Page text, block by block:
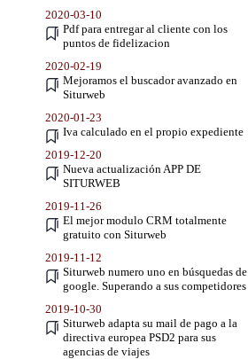
2020-03-10
Pdf para entregar al cliente con los
puntos de fidelizacion
2020-02-19
Mejoramos el buscador avanzado en
Siturweb
2020-01-23
Iva calculado en el propio expediente
2019-12-20
Nueva actualización APP DE
SITURWEB
2019-11-26
El mejor modulo CRM totalmente
gratuito con Siturweb
2019-11-12
Siturweb numero uno en búsquedas de
google. Superando a sus competidores
2019-10-30
Siturweb adapta su mail de pago a la
directiva europea PSD2 para sus
agencias de viajes